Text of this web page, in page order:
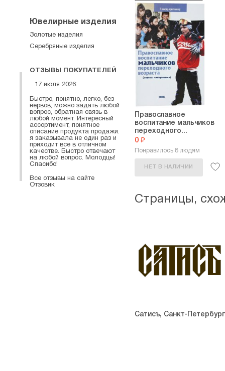
Православное
воспитание мальчиков
переходного...
0 ₽
Понравилось 8 людям
НЕТ В НАЛИЧИИ
Страницы,
Сатисъ, Санкт-Петербург
Ювелирные изделия
Золотые изделия
Серебряные изделия
ОТЗЫВЫ ПОКУПАТЕЛЕЙ
17 июля 2026:
Быстро, понятно, легко, без
нервов, можно задать любой
вопрос, обратная связь в
любой момент. Интересный
ассортимент, понятное
описание продукта продажи.
я заказывала не один раз и
приходит все в отличном
качестве. Быстро отвечают
на любой вопрос. Молодцы!
Спасибо!
Все отзывы на сайте
Отзовик